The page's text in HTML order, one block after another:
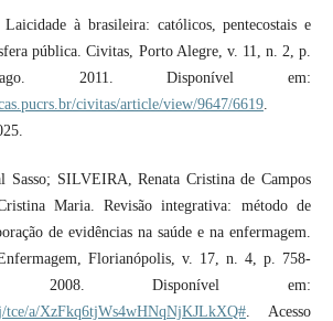
à brasileira: católicos, pentecostais e
pública. Civitas, Porto Alegre, v. 11, n. 2, p.
ago. 2011. Disponível em:
civitas/article/view/9647/6619.
SILVEIRA, Renata Cristina de Campos
Maria. Revisão integrativa: método de
de evidências na saúde e na enfermagem.
Florianópolis, v. 17, n. 4, p. 758-
Disponível em:
tce/a/XzFkq6tjWs4wHNqNjKJLkXQ#. Acesso